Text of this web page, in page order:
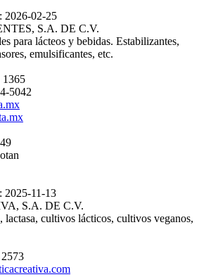
2026-02-25
S.A. DE C.V.
para lácteos y bebidas. Estabilizantes,
emulsificantes, etc.
1365
5042
2025-11-13
S.A. DE C.V.
lactasa, cultivos lácticos, cultivos veganos,